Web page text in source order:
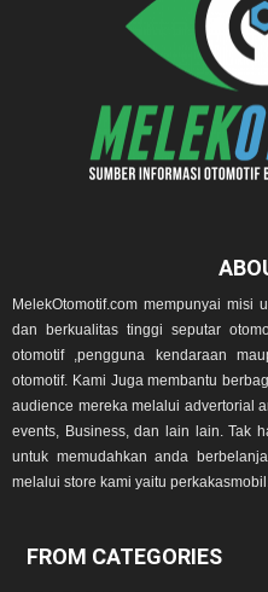
MelekOtomotif.com mempunyai misi
dan berkualitas tinggi seputar
otomotif ,pengguna kendaraan
otomotif. Kami Juga membantu
audience mereka melalui advertorial
events, Business, dan lain lain. Tak
untuk memudahkan anda
melalui store kami yaitu
FROM CATEGORIES